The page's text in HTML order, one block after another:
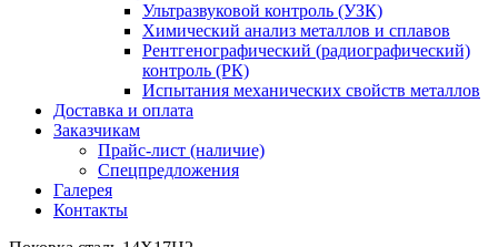
Ультразвуковой контроль (УЗК)
Химический анализ металлов и сплавов
Рентгенографический (радиографический)
контроль (РК)
Испытания механических свойств металлов
Доставка и оплата
Заказчикам
Прайс-лист (наличие)
Спецпредложения
Галерея
Контакты